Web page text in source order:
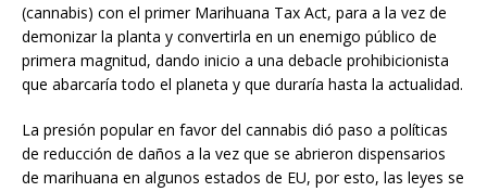
(cannabis) con el primer Marihuana Tax Act, para a la vez de
demonizar la planta y convertirla en un enemigo público de
primera magnitud, dando inicio a una debacle prohibicionista
que abarcaría todo el planeta y que duraría hasta la actualidad.
La presión popular en favor del cannabis dió paso a políticas
de reducción de daños a la vez que se abrieron dispensarios
de marihuana en algunos estados de EU, por esto, las leyes se